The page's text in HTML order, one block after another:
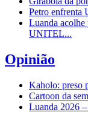
Petro enfrenta
Luanda acolhe
UNITEL...
Opinião
Kaholo: preso
Cartoon da
Luanda 2026